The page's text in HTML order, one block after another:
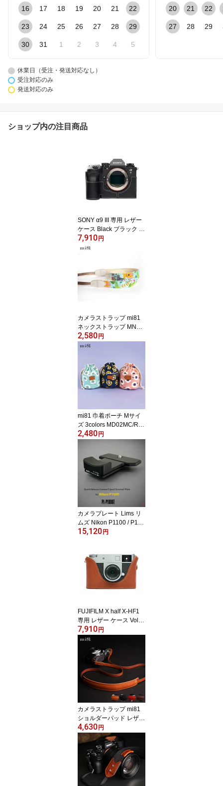
16 17 18 19 20 21 22
23 24 25 26 27 28 29
30 31 1 2 3 4 5
20 21 22
27 28 29
休業日（受注・発送対応なし）
受注対応のみ
発送対応のみ
ショップ内の注目商品
SONY α9 III 専用 レザー
ケース Black ブラック T
P Original カメラケース
おしゃれ 本革 牛革 速写
ー交換可能 ソニー A9III I
LCE-9M3 TB06A93-BK
7,910円
カメラストラップ mi81
ネックストラップ MN01
9CA Colorful Animals カ
ラフル アニマルズ おし
ton Neck Strap ミラーレ
スカメラ 一眼レフ デジ
タルカメラ 動物 柄 スト
ラップ ファッション デ
2,580円
mi81 巾着ポーチ Mサイ
ズ 3colors MD02MC/RC/
BC ポーチ コットン カメ
ゃれ かわいい 巾着 きん
ちゃく袋 カメラ女子 メ
ンズ レディース 女子 フ
ァッション デザイン ca
mera pouch lens pouch
クリックポスト発送!送料
無料
2,480円
カメラプレート Lims リ
ムズ Nikon P1100 / P100
0用 クイックリリースプ
se Camera Tripod Dovet
ail Plate for Nikon P1000
ニコンAluminum 6061
高級 高品質 安定 カメラ
15,120円
FUJIFILM X half X-HF1
専用 レザー ケース Volca
no ボルケーノ TP Origin
al カメラケース おしゃれ
本革 牛革 速写ケース ボ
ディーハーフケース 底面
開閉 バッテリー交換可能
フジフィルム 富士フイル
ム TB06XHF1-LB
7,910円
カメラストラップ mi81
ショルダーパッド レザー
ネックストラップ MN40
1 4colors 丸リング タイ
プ Shoulder pad neck str
ap おしゃれ かわいい 牛
革 本革 ミラーレスカメ
ラ 一眼レフ デジタルカ
メラ クラシックカメラ
4,630円